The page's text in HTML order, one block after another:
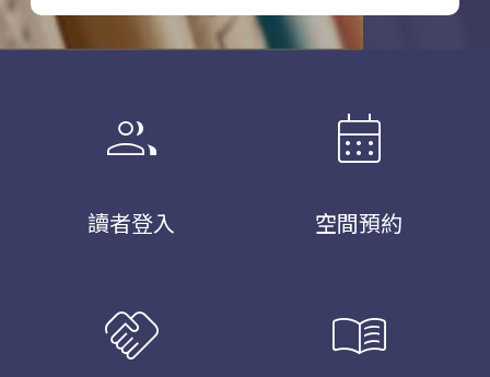
group
讀者登入
calendar_month
空間預約
handshake menu_book